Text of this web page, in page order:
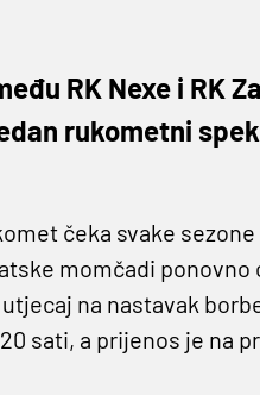
RK Nexe i RK
rukometni
čeka svake sezone
momčadi ponovno
na nastavak
sati, a prijenos je na